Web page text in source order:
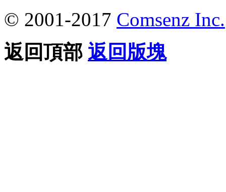
© 2001-2017 Comsenz Inc.
返回頂部 返回版塊